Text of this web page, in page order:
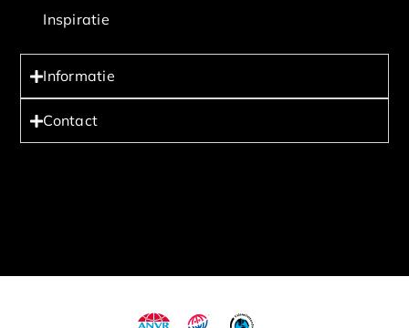
Inspiratie
Informatie
Contact